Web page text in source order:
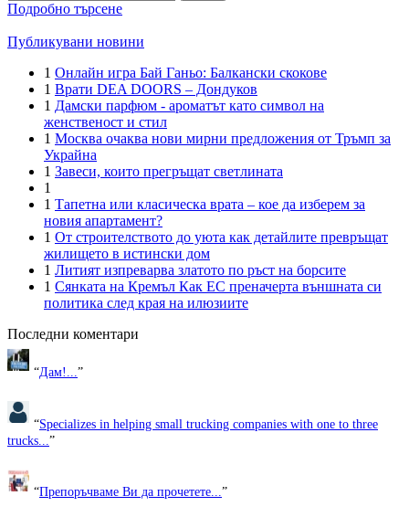
Подробно търсене
Публикувани новини
1 Онлайн игра Бай Ганьо: Балкански скокове
1 Врати DEA DOORS – Дондуков
1 Дамски парфюм - ароматът като символ на
женственост и стил
1 Москва очаква нови мирни предложения от Тръмп за
Украйна
1 Завеси, които прегръщат светлината
1
1 Тапетна или класическа врата – кое да изберем за
новия апартамент?
1 От строителството до уюта как детайлите превръщат
жилището в истински дом
1 Литият изпреварва златото по ръст на борсите
1 Сянката на Кремъл Как ЕС преначерта външната си
политика след края на илюзиите
Последни коментари
“Дам!... ”
“Specializes in helping small trucking companies with one to three
trucks... ”
“Препоръчваме Ви да прочетете...”